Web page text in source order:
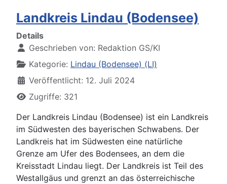
Landkreis Lindau (Bodensee)
Details
Geschrieben von: Redaktion GS/KI
Kategorie: Lindau (Bodensee) (LI)
Veröffentlicht: 12. Juli 2024
Zugriffe: 321
Der Landkreis Lindau (Bodensee) ist ein Landkreis
im Südwesten des bayerischen Schwabens. Der
Landkreis hat im Südwesten eine natürliche
Grenze am Ufer des Bodensees, an dem die
Kreisstadt Lindau liegt. Der Landkreis ist Teil des
Westallgäus und grenzt an das österreichische